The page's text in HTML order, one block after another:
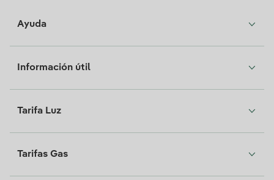
Ayuda
Información útil
Tarifa Luz
Tarifas Gas